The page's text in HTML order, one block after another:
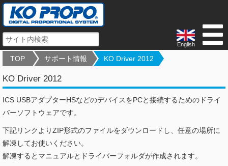
English
TOP サポート情報 KO Driver 2012
KO Driver 2012
ICS USBアダプターHSなどのデバイスをPCと接続するためのドライ
バーソフトウェアです。
下記リンクよりZIP形式のファイルをダウンロードし、任意の場所に
解凍してお使いください。
解凍するとマニュアルとドライバーフォルダが作成されます。